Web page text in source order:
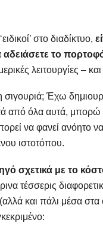
στο διαδίκτυο,
αδειάσετε το
λειτουργίες –
Έχω
από όλα αυτά,
να φανεί ανόητο
ιστοτόπου.
σχετικά με το
τέσσερις
και πάλι μέσα